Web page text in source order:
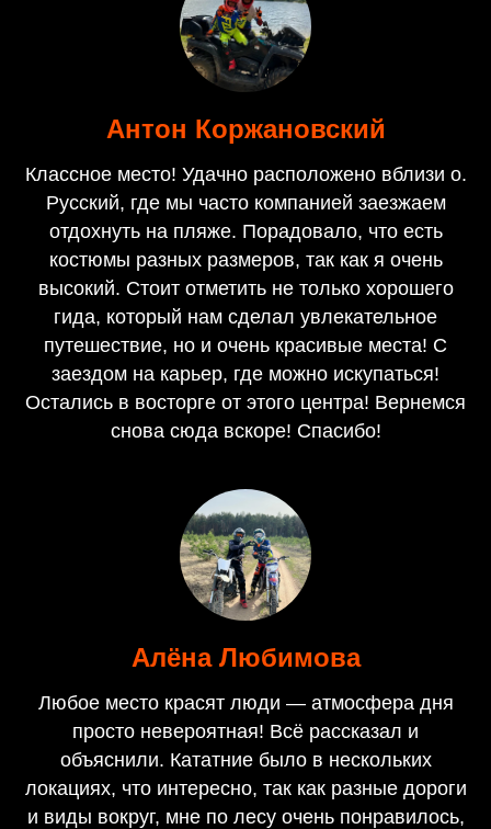
Антон Коржановский
Классное место! Удачно расположено вблизи о.
Русский, где мы часто компанией заезжаем
отдохнуть на пляже. Порадовало, что есть
костюмы разных размеров, так как я очень
высокий. Стоит отметить не только хорошего
гида, который нам сделал увлекательное
путешествие, но и очень красивые места! С
заездом на карьер, где можно искупаться!
Остались в восторге от этого центра! Вернемся
снова сюда вскоре! Спасибо!
Алёна Любимова
Любое место красят люди — атмосфера дня
просто невероятная! Всё рассказал и
объяснили. Кататние было в нескольких
локациях, что интересно, так как разные дороги
и виды вокруг, мне по лесу очень понравилось,